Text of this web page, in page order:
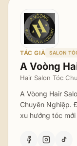
TÁC GIẢ SALON
A Voòng
Hair Salon Tóc
A Vòong Hair
Chuyên Nghiệp.
xu hướng tóc